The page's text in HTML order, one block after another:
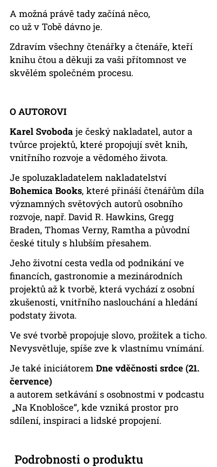
A možná právě tady začíná něco,
co už v Tobě dávno je.
Zdravím všechny čtenářky a čtenáře, kteří
knihu čtou a děkuji za vaši přítomnost ve
skvělém společném procesu.
O AUTOROVI
Karel Svoboda je český nakladatel, autor a
tvůrce projektů, které propojují svět knih,
vnitřního rozvoje a vědomého života.
Je spoluzakladatelem nakladatelství
Bohemica Books, které přináší čtenářům díla
významných světových autorů osobního
rozvoje, např. David R. Hawkins, Gregg
Braden, Thomas Verny, Ramtha a původní
české tituly s hlubším přesahem.
Jeho životní cesta vedla od podnikání ve
financích, gastronomie a mezinárodních
projektů až k tvorbě, která vychází z osobní
zkušenosti, vnitřního naslouchání a hledání
podstaty života.
Ve své tvorbě propojuje slovo, prožitek a ticho.
Nevysvětluje, spíše zve k vlastnímu vnímání.
Je také iniciátorem Dne vděčnosti srdce (21.
července)
a autorem setkávání s osobnostmi v podcastu
„Na Knoblošce“, kde vzniká prostor pro
sdílení, inspiraci a lidské propojení.
Podrobnosti o produktu